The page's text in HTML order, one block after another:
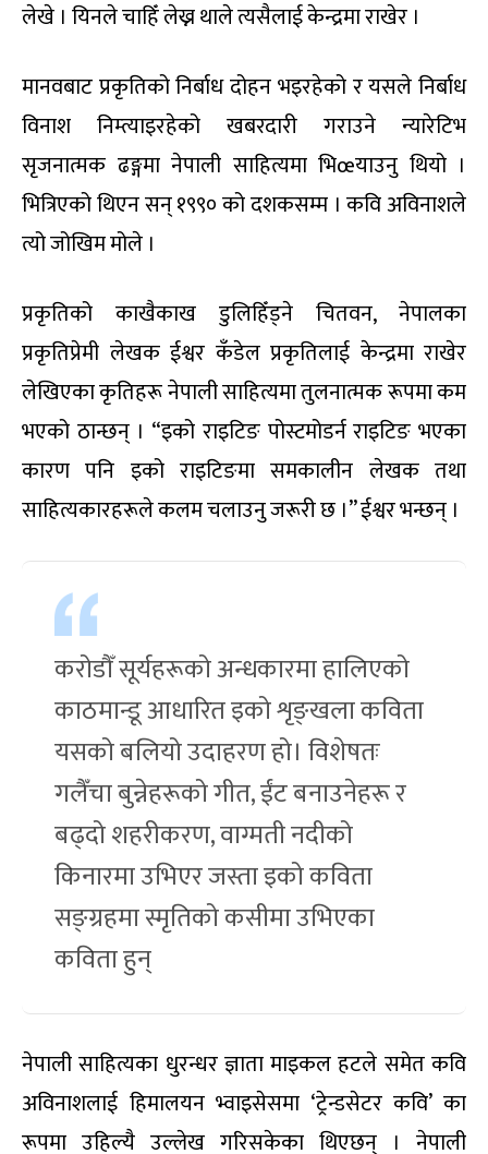
लेखे । यिनले चाहिँ लेख्न थाले त्यसैलाई केन्द्रमा राखेर ।
मानवबाट प्रकृतिको निर्बाध दोहन भइरहेको र यसले निर्बाध
विनाश निम्त्याइरहेको खबरदारी गराउने न्यारेटिभ
सृजनात्मक ढङ्गमा नेपाली साहित्यमा भिœयाउनु थियो ।
भित्रिएको थिएन सन् १९९० को दशकसम्म । कवि अविनाशले
त्यो जोखिम मोले ।
प्रकृतिको काखैकाख डुलिहिँड्ने चितवन, नेपालका
प्रकृतिप्रेमी लेखक ईश्वर कँडेल प्रकृतिलाई केन्द्रमा राखेर
लेखिएका कृतिहरू नेपाली साहित्यमा तुलनात्मक रूपमा कम
भएको ठान्छन् । “इको राइटिङ पोस्टमोडर्न राइटिङ भएका
कारण पनि इको राइटिङमा समकालीन लेखक तथा
साहित्यकारहरूले कलम चलाउनु जरूरी छ ।” ईश्वर भन्छन् ।
करोडौँ सूर्यहरूको अन्धकारमा हालिएको
काठमान्डू आधारित इको शृङ्खला कविता
यसको बलियो उदाहरण हो। विशेषतः
गलैँचा बुन्नेहरूको गीत, ईंट बनाउनेहरू र
बढ्दो शहरीकरण, वाग्मती नदीको
किनारमा उभिएर जस्ता इको कविता
सङ्ग्रहमा स्मृतिको कसीमा उभिएका
कविता हुन्
नेपाली साहित्यका धुरन्धर ज्ञाता माइकल हटले समेत कवि
अविनाशलाई हिमालयन भ्वाइसेसमा ‘ट्रेन्डसेटर कवि’ का
रूपमा उहिल्यै उल्लेख गरिसकेका थिएछन् । नेपाली